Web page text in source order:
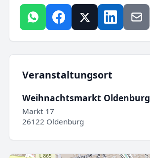
Veranstaltungsort
Weihnachtsmarkt Oldenburg
Markt 17
26122 Oldenburg